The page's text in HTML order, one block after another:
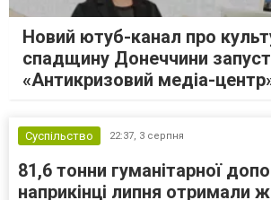
Новий ютуб-канал про
спадщину Донеччини
«Антикризовий медіа-
Суспільство 22:37, 3 серпня
81,6 тонни гуманітарної
наприкінці липня отримали